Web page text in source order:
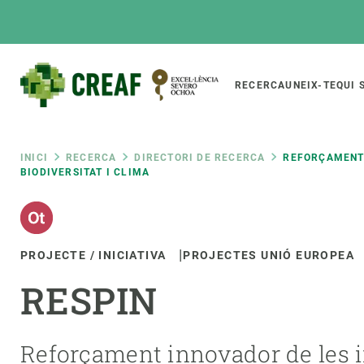
Main
RECERCAUNEIX-TEQUI
Fil
d'ariadna
INICI RECERCA DIRECTORI DE RECERCA
BIODIVERSITAT I CLIMA
PROJECTE / INICIATIVA PROJECTES UNIÓ EUROPEA
RESPIN
Reforçament innovador de
Featured
responsive
Responsive
menu
Organització institucional
Transparència
La nostra gent Funcionament